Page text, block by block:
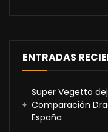
ENTRADAS
Super Vegetto
Comparación
España